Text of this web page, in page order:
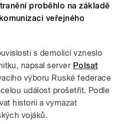
proběhlo na základě
veřejného
s demolicí vzneslo
napsal server Polsat
výboru Ruské federace
událost prošetřit. Podle
historii a vymazat
vojáků.